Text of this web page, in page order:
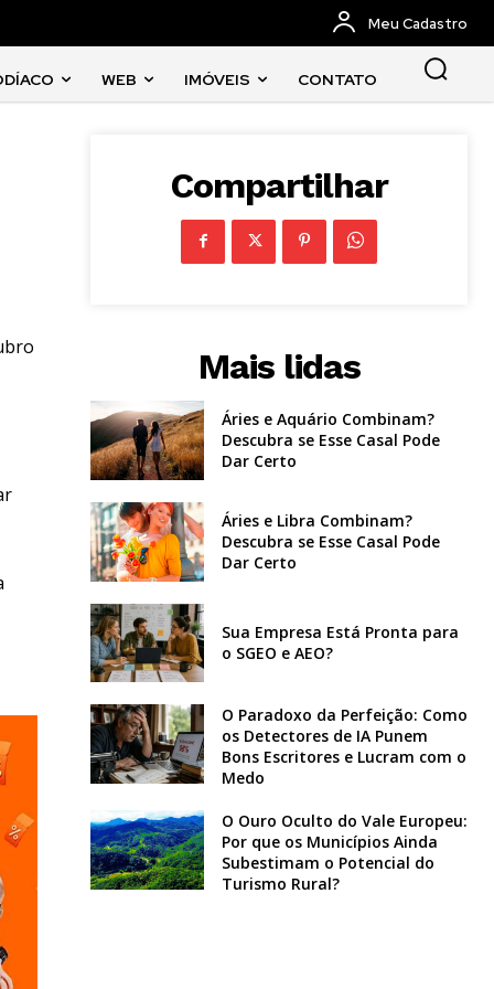
Meu Cadastro
WEB IMÓVEIS CONTATO
Compartilhar
Mais lidas
Áries e Aquário Combinam?
Descubra se Esse Casal Pode
Dar Certo
Áries e Libra Combinam?
Descubra se Esse Casal Pode
Dar Certo
Sua Empresa Está Pronta para
o SGEO e AEO?
O Paradoxo da Perfeição: Como
os Detectores de IA Punem
Bons Escritores e Lucram com o
Medo
O Ouro Oculto do Vale Europeu:
Por que os Municípios Ainda
Subestimam o Potencial do
Turismo Rural?